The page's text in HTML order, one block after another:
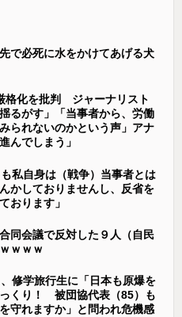
で必死に水をかけてあげる犬
格化を批判 ジャーナリスト
るがす」「当事者から、労働
られないのかという声」アナ
んでしまう」
私自身は（戦争）当事者とは
かしておりませんし、反省を
おります」
同会議で反対した９人（自民
ｗｗｗ
修学旅行生に「日本も原爆を
くり！ 被団協代表（85）も
守れますか」と問われ危機感